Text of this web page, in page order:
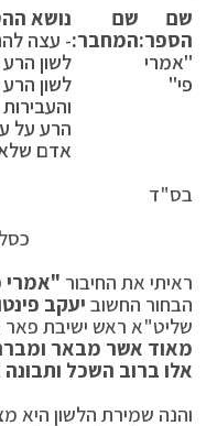
שם
הספר:
''אמרי
פי''
שם
המחבר:
נושא
- עצה
לשון
לשון
הרע על
אדם
בס"ד
כסלו
ראיתי את החיבור "אמרי
הבחור החשוב יעקב
שליט"א ראש ישיבת
מאוד אשר מבאר
אלו ברוב השכל
והנה שמירת הלשון היא